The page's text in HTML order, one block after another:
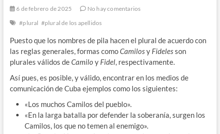
6 de febrero de 2025
No hay comentarios
#plural #plural de los apellidos
Puesto que los nombres de pila hacen el plural de acuerdo con
las reglas generales, formas comoCamilosy Fidelesson
plurales válidos deCamilo y Fidel, respectivamente.
Así pues, es posible, y válido, encontrar en los medios de
comunicación de Cuba ejemplos como los siguientes:
«Los muchos Camilos del pueblo».
«En la larga batalla por defender la soberanía, surgen los
Camilos, los que no temen al enemigo».